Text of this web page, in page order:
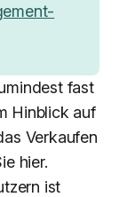
fast
Hinblick auf
Verkaufen
hier.
ist